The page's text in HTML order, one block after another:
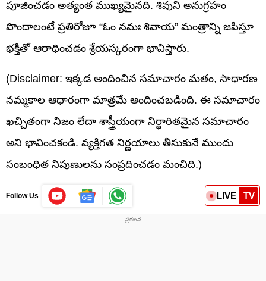
పూజించడం అత్యంత ముఖ్యమైనది. శివుని అనుగ్రహం
పొందాలంటే ప్రతిరోజూ “ఓం నమః శివాయ” మంత్రాన్ని జపిస్తూ
భక్తితో ఆరాధించడం శ్రేయస్కరంగా భావిస్తారు.
(Disclaimer: ఇక్కడ అందించిన సమాచారం మతం, సాధారణ
నమ్మకాల ఆధారంగా మాత్రమే అందించబడింది. ఈ సమాచారం
ఖచ్చితంగా నిజం లేదా శాస్త్రీయంగా నిర్ధారితమైన సమాచారం
అని భావించకండి. వ్యక్తిగత నిర్ణయాలు తీసుకునే ముందు
సంబంధిత నిపుణులను సంప్రదించడం మంచిది.)
Follow Us LIVE TV